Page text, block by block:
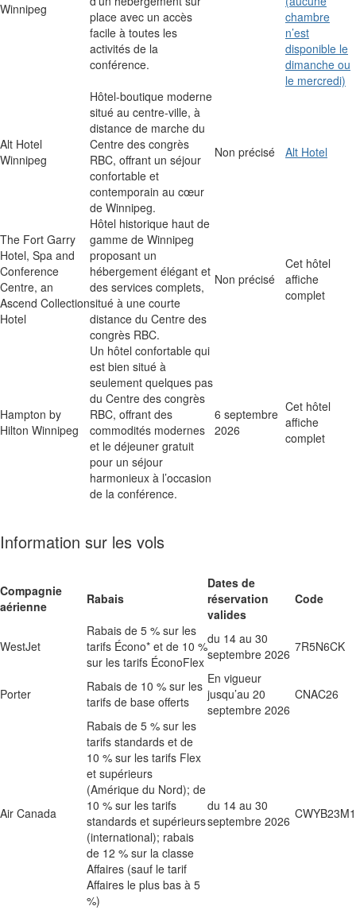
Winnipeg
place avec un accès
facile à toutes les
activités de la
conférence.
chambre
n’est
disponible le
dimanche ou
le mercredi)
Alt Hotel
Winnipeg
Hôtel-boutique moderne
situé au centre-ville, à
distance de marche du
Centre des congrès
RBC, offrant un séjour
confortable et
contemporain au cœur
de Winnipeg.
Non précisé Alt Hotel
The Fort Garry
Hotel, Spa and
Conference
Centre, an
Ascend Collection
Hotel
Hôtel historique haut de
gamme de Winnipeg
proposant un
hébergement élégant et
des services complets,
situé à une courte
distance du Centre des
congrès RBC.
Non précisé
Cet hôtel
affiche
complet
Hampton by
Hilton Winnipeg
Un hôtel confortable qui
est bien situé à
seulement quelques pas
du Centre des congrès
RBC, offrant des
commodités modernes
et le déjeuner gratuit
pour un séjour
harmonieux à l’occasion
de la conférence.
6 septembre
2026
Cet hôtel
affiche
complet
Information sur les vols
Compagnie
aérienne
Rabais
Dates de
réservation
valides
Code
WestJet
Rabais de 5 % sur les
tarifs Écono* et de 10 %
sur les tarifs ÉconoFlex
du 14 au 30
septembre 2026 7R5N6CK
Porter
Rabais de 10 % sur les
tarifs de base offerts
En vigueur
jusqu’au 20
septembre 2026
CNAC26
Air Canada
Rabais de 5 % sur les
tarifs standards et de
10 % sur les tarifs Flex
et supérieurs
(Amérique du Nord); de
10 % sur les tarifs
standards et supérieurs
(international); rabais
de 12 % sur la classe
Affaires (sauf le tarif
Affaires le plus bas à 5
%)
du 14 au 30
septembre 2026 CWYB23M1